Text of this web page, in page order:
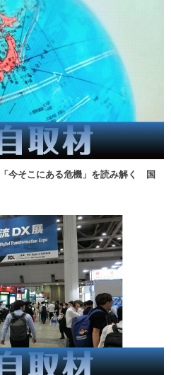
「今そこにある危機」を読み解く 国